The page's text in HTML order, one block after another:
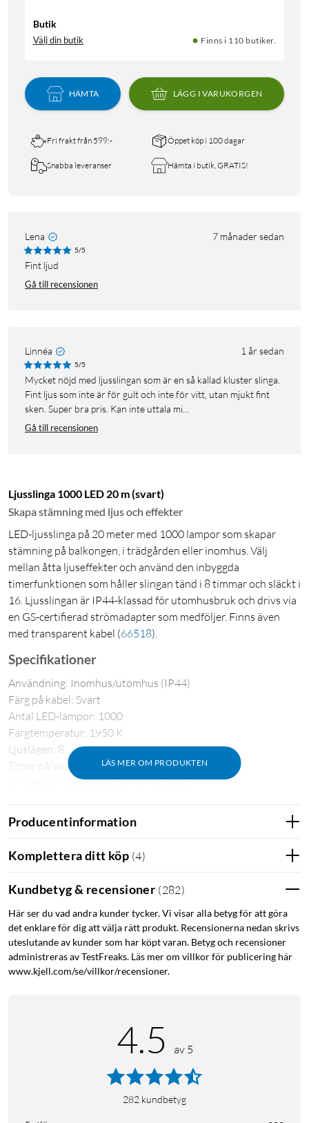
Butik
Välj din butik Finns i 110 butiker.
HÄMTA LÄGG I VARUKORGEN
Fri frakt från 599:- Öppet köp i 100 dagar
Snabba leveranser Hämta i butik, GRATIS!
Lena 7 månader sedan
5/5
Fint ljud
Gå till recensionen
Linnéa 1 år sedan
5/5
Mycket nöjd med ljusslingan som är en så kallad kluster slinga.
Fint ljus som inte är för gult och inte för vitt, utan mjukt fint
sken. Super bra pris. Kan inte uttala mi...
Gå till recensionen
Ljusslinga 1000 LED 20 m (svart)
Skapa stämning med ljus och effekter
LED-ljusslinga på 20 meter med 1000 lampor som skapar
stämning på balkongen, i trädgården eller inomhus. Välj
mellan åtta ljuseffekter och använd den inbyggda
timerfunktionen som håller slingan tänd i 8 timmar och släckt i
16. Ljusslingan är IP44-klassad för utomhusbruk och drivs via
en GS-certifierad strömadapter som medföljer. Finns även
med transparent kabel (66518).
LÄS MER OM PRODUKTEN
Specifikationer
Användning: Inomhus/utomhus (IP44)
Färg på kabel: Svart
Antal LED-lampor: 1000
Färgtemperatur: 1950 K
Ljuslägen: 8
Timer på/av: 8/16 h
Strömkälla: Strömadapter (GS-godkänd)
Effekt (förbrukning): 6 W
Anslutningskabel till adapter: 3 m
Total längd: ca 23 m
Avstånd mellan lampor: 2 cm
I förpackningen
Ljusslinga
Strömadapter
Bruksanvisning
Producentinformation
Komplettera ditt köp (4)
Kundbetyg & recensioner (282)
Här ser du vad andra kunder tycker. Vi visar alla betyg för att göra
det enklare för dig att välja rätt produkt. Recensionerna nedan skrivs
uteslutande av kunder som har köpt varan. Betyg och recensioner
administreras av TestFreaks. Läs mer om villkor för publicering här
www.kjell.com/se/villkor/recensioner.
4.5 av 5
282 kundbetyg